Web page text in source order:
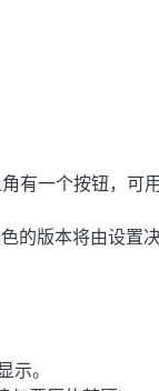
有一个按钮，可
的版本将由设置
示。